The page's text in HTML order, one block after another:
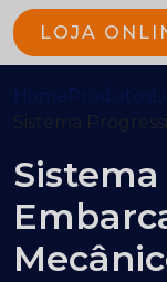
LOJA
Home Produtos
Sistema